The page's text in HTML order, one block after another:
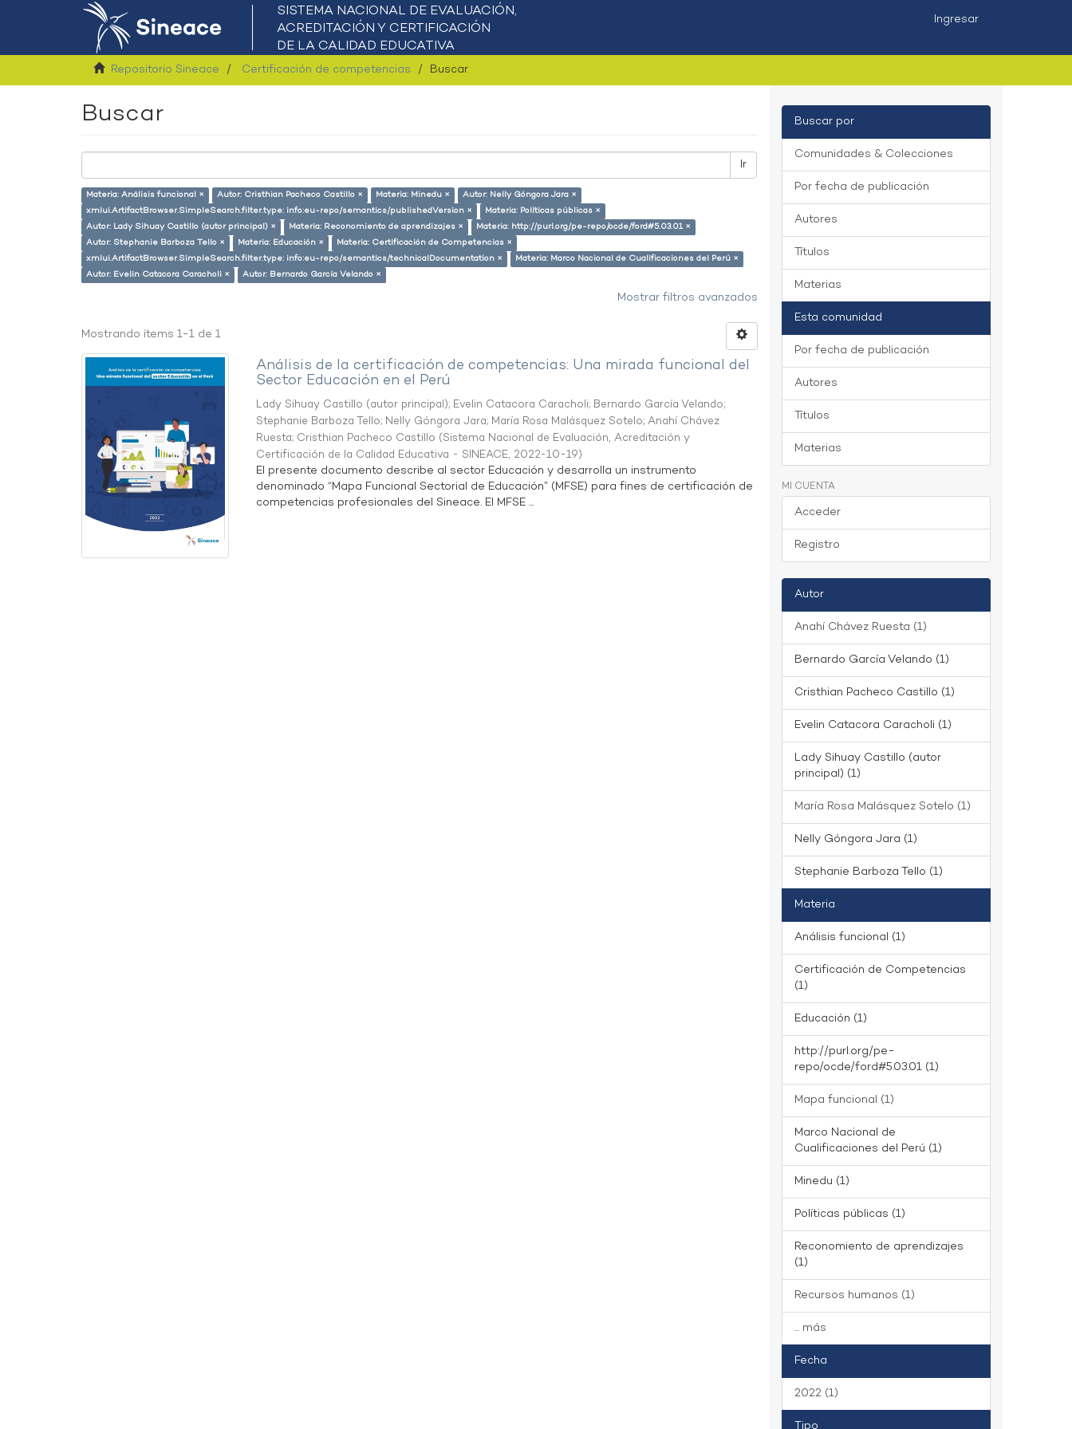
Ingresar
Repositorio Sineace Certificación de competencias Buscar
Buscar
Ir
Materia: Análisis funcional × Autor: Cristhian Pacheco Castillo × Materia: Minedu ×
Autor: Nelly Góngora Jara ×
xmlui.ArtifactBrowser.SimpleSearch.filter.type: info:eu-repo/semantics/publishedVersion ×
Materia: Políticas públicas ×
Autor: Lady Sihuay Castillo (autor principal) ×
Materia: Reconomiento de aprendizajes ×
Materia: http://purl.org/pe-repo/ocde/ford#5.03.01 ×
Autor: Stephanie Barboza Tello ×
Materia: Educación ×
Materia: Certificación de Competencias ×
xmlui.ArtifactBrowser.SimpleSearch.filter.type: info:eu-repo/semantics/technicalDocumentation ×
Materia: Marco Nacional de Cualificaciones del Perú ×
Autor: Evelin Catacora Caracholi ×
Autor: Bernardo García Velando ×
Mostrar filtros avanzados
Mostrando ítems 1-1 de 1
Análisis de la certificación de competencias: Una mirada funcional del
Sector Educación en el Perú
Lady Sihuay Castillo (autor principal); Evelin Catacora Caracholi; Bernardo García Velando;
Stephanie Barboza Tello; Nelly Góngora Jara; María Rosa Malásquez Sotelo;Anahí Chávez
Ruesta; Cristhian Pacheco Castillo (Sistema Nacional de Evaluación, Acreditación y
Certificación de la Calidad Educativa - SINEACE, 2022-10-19)
El presente documento describe al sector Educación y desarrolla un instrumento
denominado “Mapa Funcional Sectorial de Educación” (MFSE) para fines de certificación de
competencias profesionales del Sineace. El MFSE ...
Buscar por
Comunidades & Colecciones
Por fecha de publicación
Autores
Títulos
Materias
Esta comunidad
Por fecha de publicación
Autores
Títulos
Materias
MI CUENTA
Acceder
Registro
Autor
Anahí Chávez Ruesta (1)
Bernardo García Velando (1)
Cristhian Pacheco Castillo (1)
Evelin Catacora Caracholi (1)
Lady Sihuay Castillo (autor
principal) (1)
María Rosa Malásquez Sotelo (1)
Nelly Góngora Jara (1)
Stephanie Barboza Tello (1)
Materia
Análisis funcional (1)
Certificación de Competencias
(1)
Educación (1)
http://purl.org/pe-
repo/ocde/ford#5.03.01 (1)
Mapa funcional (1)
Marco Nacional de
Cualificaciones del Perú (1)
Minedu (1)
Políticas públicas (1)
Reconomiento de aprendizajes
(1)
Recursos humanos (1)
... más
Fecha
2022 (1)